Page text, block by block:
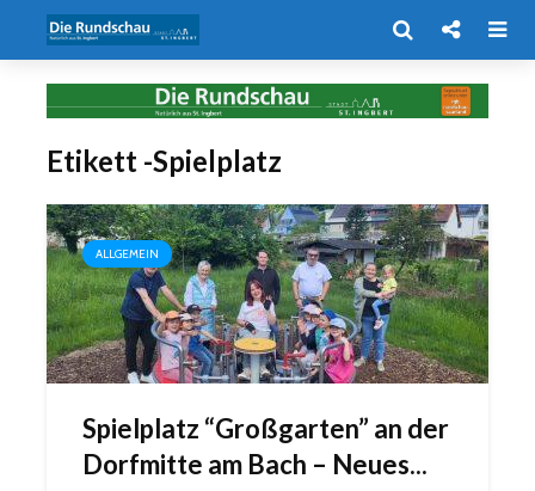
Etikett -Spielplatz
ALLGEMEIN
Spielplatz “Großgarten” an der
Dorfmitte am Bach – Neues...